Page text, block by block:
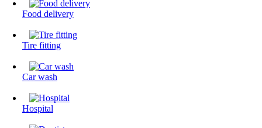
Food delivery
Tire fitting
Сar wash
Hospital